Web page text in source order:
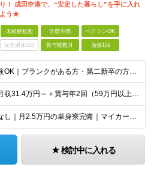
り！ 成田空港で、“安定した暮らし”を手に入れ
よう★
未経験歓迎 学歴不問 ベテランOK
完全週休2日 賞与複数月 面接1回
【未経験OK｜ブランクがある方・第二新卒の方・正社員が初めての方も歓迎！】 ★応募資格を満たす方は面接確約！ ★20代・30代の若手スタッフも多数活躍中！ ◎58歳以下の方（長期のキャリア形成を図る
★想定月収31.4万円～＋賞与年2回（59万円以上） ★入社お祝い金15万円支給 ★水道+光熱費無料の家賃がリーズナブルな社員寮(単身寮)あり！ ★住宅手当&家族手当あり 月給24万5000円以上(
【転勤なし｜月2.5万円の単身寮完備｜マイカー・バイク通勤OK】 成田空港または空港関連施設での勤務となります。 お住まいや希望を考慮し、千葉市美浜区・四街道市への配属となる場合もあります。 【本社
検討中に入れる